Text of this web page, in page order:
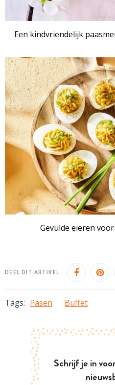
Een kindvriendelijk
Gevulde eieren
DEEL DIT ARTIKEL
Tags: Pasen Buffet
Schrijf je in